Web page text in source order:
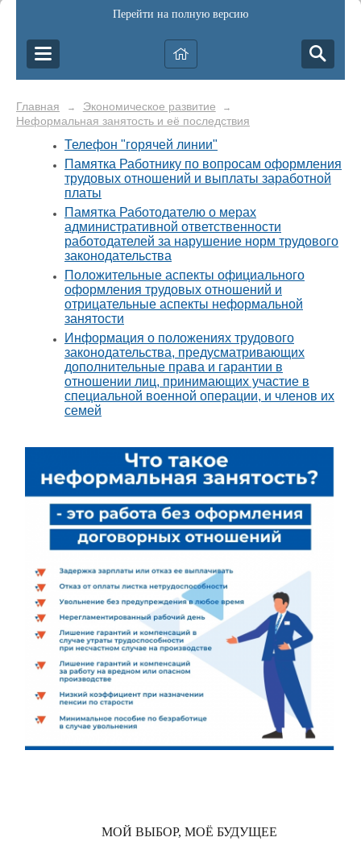
Перейти на полную версию
Главная → Экономическое развитие →
Неформальная занятость и её последствия
Телефон "горячей линии"
Памятка Работнику по вопросам оформления
трудовых отношений и выплаты заработной
платы
Памятка Работодателю о мерах
административной ответственности
работодателей за нарушение норм трудового
законодательства
Положительные аспекты официального
оформления трудовых отношений и
отрицательные аспекты неформальной
занятости
Информация о положениях трудового
законодательства, предусматривающих
дополнительные права и гарантии в
отношении лиц, принимающих участие в
специальной военной операции, и членов их
семей
МОЙ ВЫБОР, МОЁ БУДУЩЕЕ